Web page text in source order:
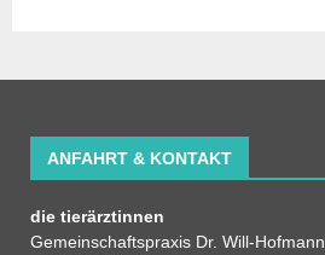
ANFAHRT & KONTAKT
die tierärztinnen
Gemeinschaftspraxis Dr. Will-Hofmann